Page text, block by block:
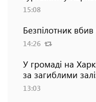
15:08
Безпілотник
14:26
У громаді на
за загиблими
13:03